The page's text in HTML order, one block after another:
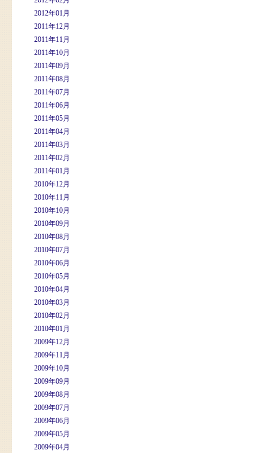
2012年01月
2011年12月
2011年11月
2011年10月
2011年09月
2011年08月
2011年07月
2011年06月
2011年05月
2011年04月
2011年03月
2011年02月
2011年01月
2010年12月
2010年11月
2010年10月
2010年09月
2010年08月
2010年07月
2010年06月
2010年05月
2010年04月
2010年03月
2010年02月
2010年01月
2009年12月
2009年11月
2009年10月
2009年09月
2009年08月
2009年07月
2009年06月
2009年05月
2009年04月